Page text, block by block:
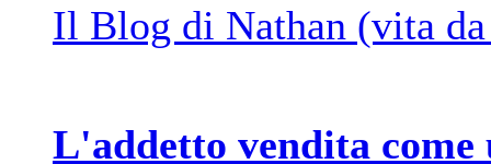
Il Blog di Nathan (vita
L'addetto vendita come